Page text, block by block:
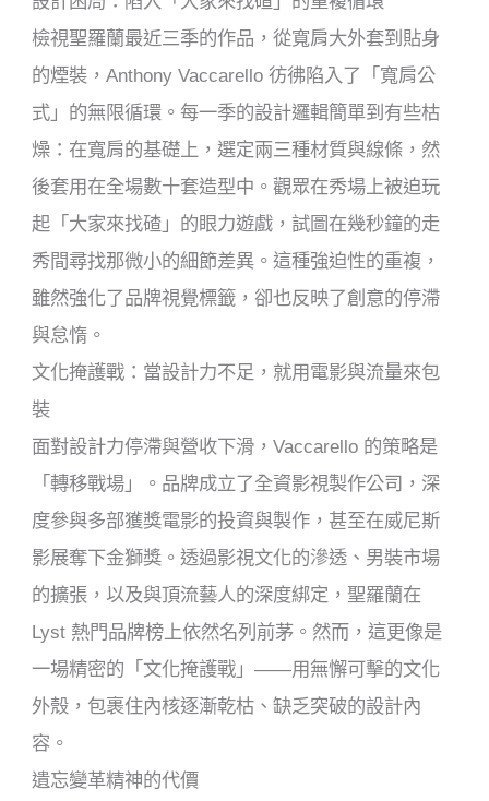
檢視聖羅蘭最近三季的作品，從寬肩大外套到貼身
的煙裝，Anthony Vaccarello 彷彿陷入了「寬肩公
式」的無限循環。每一季的設計邏輯簡單到有些枯
燥：在寬肩的基礎上，選定兩三種材質與線條，然
後套用在全場數十套造型中。觀眾在秀場上被迫玩
起「大家來找碴」的眼力遊戲，試圖在幾秒鐘的走
秀間尋找那微小的細節差異。這種強迫性的重複，
雖然強化了品牌視覺標籤，卻也反映了創意的停滯
與怠惰。
文化掩護戰：當設計力不足，就用電影與流量來包
裝
面對設計力停滯與營收下滑，Vaccarello 的策略是
「轉移戰場」。品牌成立了全資影視製作公司，深
度參與多部獲獎電影的投資與製作，甚至在威尼斯
影展奪下金獅獎。透過影視文化的滲透、男裝市場
的擴張，以及與頂流藝人的深度綁定，聖羅蘭在
Lyst 熱門品牌榜上依然名列前茅。然而，這更像是
一場精密的「文化掩護戰」——用無懈可擊的文化
外殼，包裹住內核逐漸乾枯、缺乏突破的設計內
容。
遺忘變革精神的代價